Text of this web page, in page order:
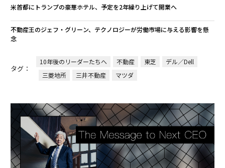
米首都にトランプの豪華ホテル、予定を2年繰り上げて開業へ
不動産王のジェフ・グリーン、テクノロジーが労働市場に与える影響を懸
念
タグ：
10年後のリーダーたちへ 不動産 東芝
デル／Dell
三菱地所
三井不動産 マツダ